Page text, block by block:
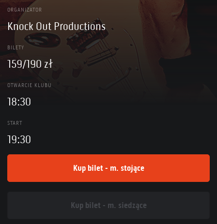
ORGANIZATOR
Knock Out Productions
BILETY
159/190 zł
OTWARCIE KLUBU
18:30
START
19:30
Kup bilet - m. stojące
Kup bilet - m. siedzące